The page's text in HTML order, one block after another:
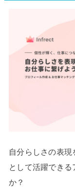
自分らしさの表
として活躍でき
か？